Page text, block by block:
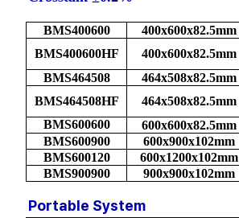
BMS400600
400x600x82.5mm
BMS400600HF
400x600x82.5mm
BMS464508
464x508x82.5mm
BMS464508HF
464x508x82.5mm
BMS600600
600x600x82.5mm
BMS600900
600x900x102mm
BMS600120
600x1200x102mm
BMS900900
900x900x102mm
Portable System